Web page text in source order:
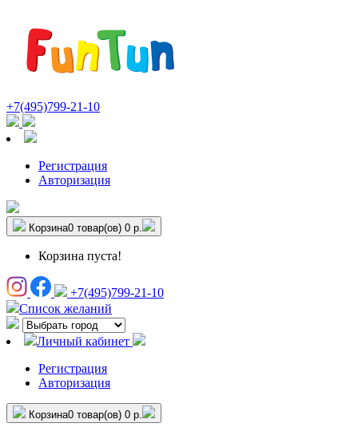
+7(495)799-21-10
Регистрация
Авторизация
Корзина0 товар(ов) 0 р.
Корзина пуста!
+7(495)799-21-10
Список желаний
Личный кабинет
Регистрация
Авторизация
Корзина0 товар(ов) 0 р.